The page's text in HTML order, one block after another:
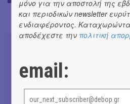
Dafoe,
μόνο για την αποστολή της
και περιοδικών newsletter
ενδιαφέροντος.
αποδέχεστε την πολιτική
email: